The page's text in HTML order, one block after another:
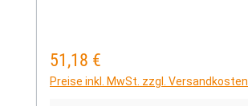
Regulärer Preis:
51,18 €
Preise inkl. MwSt. zzgl. Versandkosten